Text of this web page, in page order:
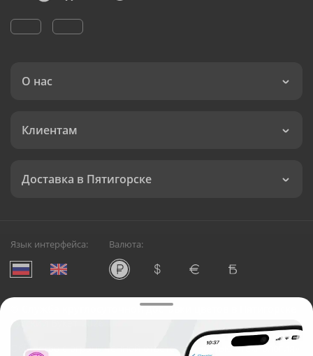
О нас
Клиентам
Доставка в Пятигорске
Язык интерфейса: Валюта:
Служба круглосуточной доставки цветов в Пятигорске
Русский Букет, 2026
Общество с ограниченной ответственностью «Технология»